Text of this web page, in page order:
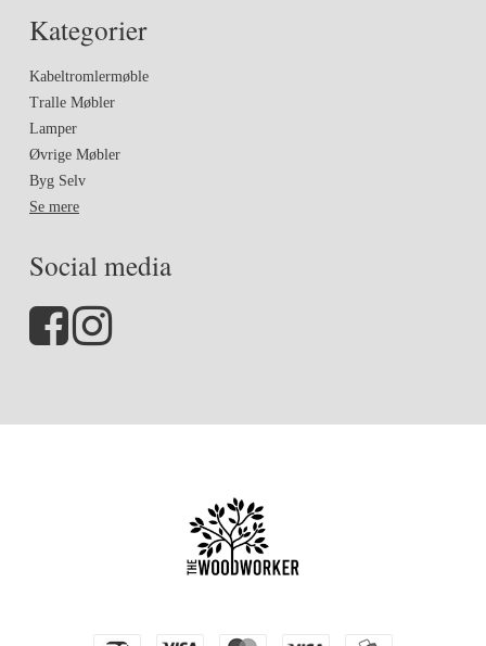
Kategorier
Kabeltromlermøble
Tralle Møbler
Lamper
Øvrige Møbler
Byg Selv
Se mere
Social media